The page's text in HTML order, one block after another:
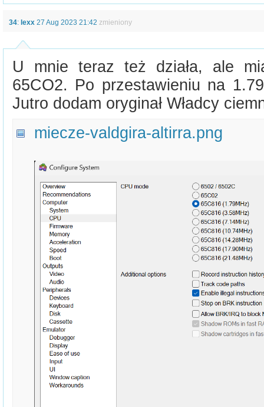
34: lexx 27 Aug 2023 21:42 zmieniony
U mnie teraz też działa, ale
65CO2. Po przestawieniu na
Jutro dodam oryginał Władcy
miecze-valdgira-altirra.png